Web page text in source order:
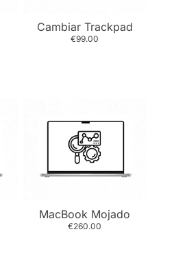
Cambiar Trackpad
€99.00
MacBook Mojado
€260.00